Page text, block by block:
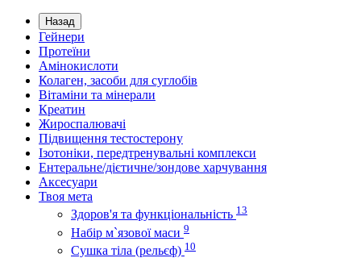
Назад
Гейнери
Протеїни
Амінокислоти
Колаген, засоби для суглобів
Вітаміни та мінерали
Креатин
Жироспалювачі
Підвищення тестостерону
Ізотоніки, передтренувальні комплекси
Ентеральне/дієтичне/зондове харчування
Аксесуари
Твоя мета
Здоров'я та функціональність 13
Набір м`язової маси 9
Сушка тіла (рельєф) 10